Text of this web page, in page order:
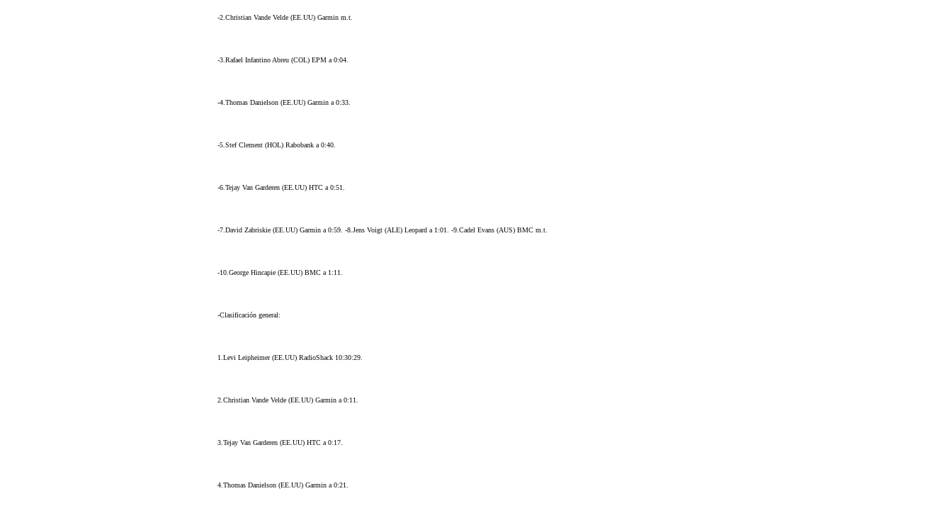
-2.Christian Vande Velde (EE.UU) Garmin m.t.
-3.Rafael Infantino Abreu (COL) EPM a 0:04.
-4.Thomas Danielson (EE.UU) Garmin a 0:33.
-5.Stef Clement (HOL) Rabobank a 0:40.
-6.Tejay Van Garderen (EE.UU) HTC a 0:51.
-7.David Zabriskie (EE.UU) Garmin a 0:59. -8.Jens Voigt (ALE) Leopard a 1:01. -9.Cadel Evans (AUS) BMC m.t.
-10.George Hincapie (EE.UU) BMC a 1:11.
-Clasificación general:
1.Levi Leipheimer (EE.UU) RadioShack 10:30:29.
2.Christian Vande Velde (EE.UU) Garmin a 0:11.
3.Tejay Van Garderen (EE.UU) HTC a 0:17.
4.Thomas Danielson (EE.UU) Garmin a 0:21.